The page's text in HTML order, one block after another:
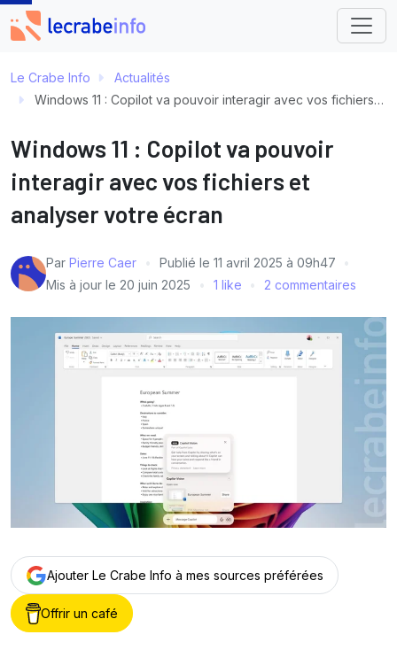
Le Crabe Info
Actualités
Windows 11 : Copilot va pouvoir interagir avec vos fichiers et analyser votre écran
Windows 11 : Copilot va pouvoir
interagir avec vos fichiers et
analyser votre écran
Par Pierre Caer Publié le 11 avril 2025 à 09h47
Mis à jour le 20 juin 2025 1 like 2 commentaires
Ajouter Le Crabe Info à mes sources préférées
Offrir un café